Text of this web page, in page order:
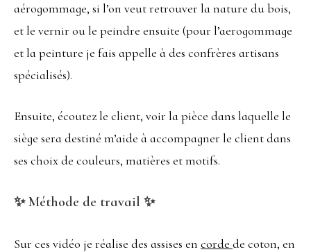
aérogommage, si l’on veut retrouver la nature du bois,
et le vernir ou le peindre ensuite (pour l’aerogommage
et la peinture je fais appelle à des confrères artisans
spécialisés).
Ensuite, écoutez le client, voir la pièce dans laquelle le
siège sera destiné m’aide à accompagner le client dans
ses choix de couleurs, matières et motifs.
✨ Méthode de travail ✨
Sur ces vidéo je réalise des assises en corde de coton, en